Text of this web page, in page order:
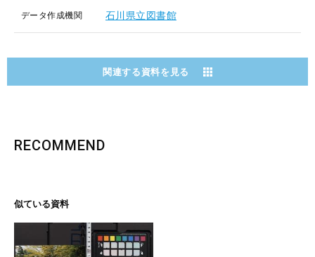
データ作成機関 石川県立図書館
関連する資料を見る
RECOMMEND
似ている資料